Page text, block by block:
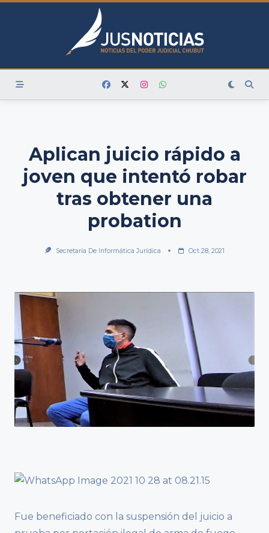
Skip
Aplican juicio rápido a
joven que intentó robar
tras obtener una
probation
Secretaría De Informática Jurídica Oct 28, 2021
Fue beneficiado con la suspensión del juicio a